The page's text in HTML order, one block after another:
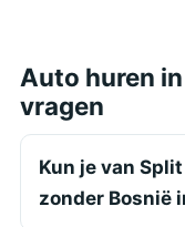
Auto huren
vragen
Kun je van
zonder Bosnië